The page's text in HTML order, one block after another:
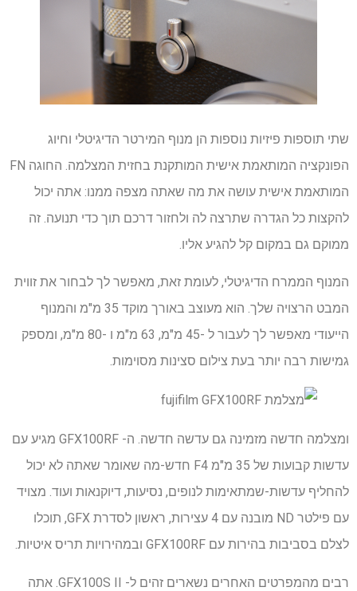
שתי תוספות פיזיות נוספות הן מנוף המירטר הדיגיטלי וחיוג
הפונקציה המותאמת אישית המותקנת בחזית המצלמה. החוגה FN
המותאמת אישית עושה את מה שאתה מצפה ממנו: אתה יכול
להקצות כל הגדרה שתרצה לה ולחזור דרכם תוך כדי תנועה. זה
ממוקם גם במקום קל להגיע אליו.
המנוף הממרח הדיגיטלי, לעומת זאת, מאפשר לך לבחור את זווית
המבט הרצויה שלך. הוא מעוצב באורך מוקד 35 מ"מ והמנוף
הייעודי מאפשר לך לעבור ל -45 מ"מ, 63 מ"מ ו -80 מ"מ, ומספק
גמישות רבה יותר בעת צילום סצינות מסוימות.
ומצלמה חדשה מזמינה גם עדשה חדשה. ה- GFX100RF מגיע עם
עדשות קבועות של 35 מ"מ F4 חדש-מה שאומר שאתה לא יכול
להחליף עדשות-שמתאימות לנופים, נסיעות, דיוקנאות ועוד. מצויד
עם פילטר ND מובנה עם 4 עצירות, ראשון לסדרת GFX, תוכלו
לצלם בסביבות בהירות עם GFX100RF ובמהירויות תריס איטיות.
רבים מהמפרטים האחרים נשארים זהים ל- GFX100S II. אתה